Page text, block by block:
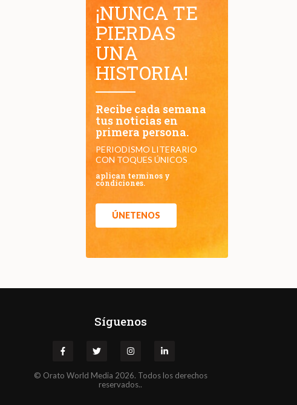
¡NUNCA TE
PIERDAS
UNA
HISTORIA!
Recibe cada semana
tus noticias en
primera persona.
PERIODISMO LITERARIO
CON TOQUES ÚNICOS
aplican terminos y
condiciones.
ÚNETENOS
Síguenos
© Orato World Media 2026. Todos los derechos
reservados..